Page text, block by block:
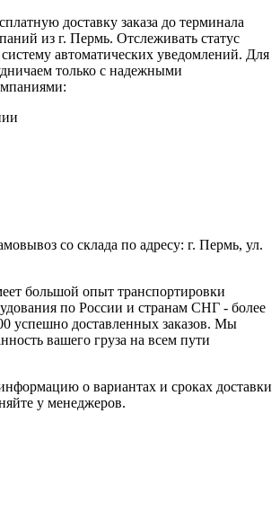
доставку заказа до терминала
из г. Пермь. Отслеживать статус
автоматических уведомлений. Для
только с надежными
со склада по адресу: г. Пермь, ул.
большой опыт транспортировки
по России и странам СНГ - более
успешно доставленных заказов. Мы
вашего груза на всем пути
о вариантах и сроках доставки
у менеджеров.